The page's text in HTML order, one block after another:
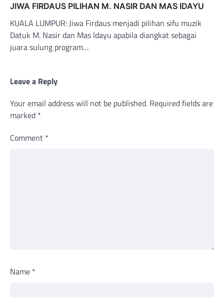
JIWA FIRDAUS PILIHAN M. NASIR DAN MAS IDAYU
KUALA LUMPUR: Jiwa Firdaus menjadi pilihan sifu muzik
Datuk M. Nasir dan Mas Idayu apabila diangkat sebagai
juara sulung program…
Leave a Reply
Your email address will not be published. Required fields are
marked *
Comment *
Name *